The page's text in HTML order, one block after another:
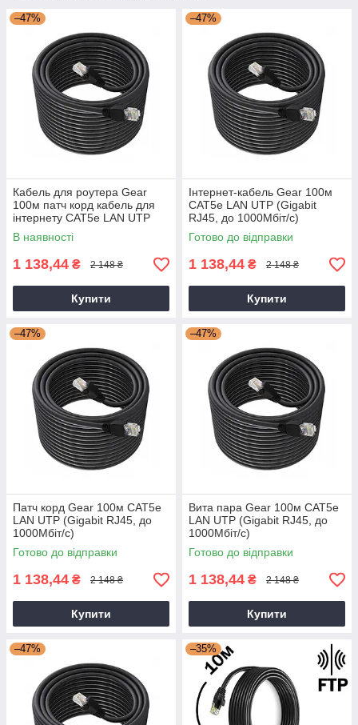
–47%
Кабель для роутера Gear
100м патч корд кабель для
інтернету CAT5e LAN UTP
(Gigabit RJ45, до 1000Мбіт/с)
В наявності
1 138,44 ₴ 2 148 ₴
Купити
–47%
Інтернет-кабель Gear 100м
CAT5e LAN UTP (Gigabit
RJ45, до 1000Мбіт/с)
Готово до відправки
1 138,44 ₴ 2 148 ₴
Купити
–47%
Патч корд Gear 100м CAT5e
LAN UTP (Gigabit RJ45, до
1000Мбіт/с)
Готово до відправки
1 138,44 ₴ 2 148 ₴
Купити
–47%
Вита пара Gear 100м CAT5e
LAN UTP (Gigabit RJ45, до
1000Мбіт/с)
Готово до відправки
1 138,44 ₴ 2 148 ₴
Купити
–47% –35%